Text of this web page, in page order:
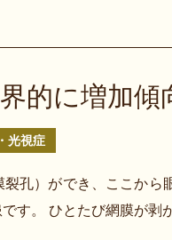
的に増加傾
光視症
孔）ができ、ここか
す。 ひとたび網膜が